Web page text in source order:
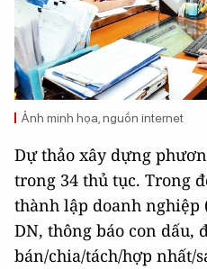
Ảnh minh họa, nguồn internet
Dự thảo xây dựng
trong 34 thủ tục. Trong
thành lập doanh nghiệp
DN, thông báo con dấu,
bán/chia/tách/hợp nhất/